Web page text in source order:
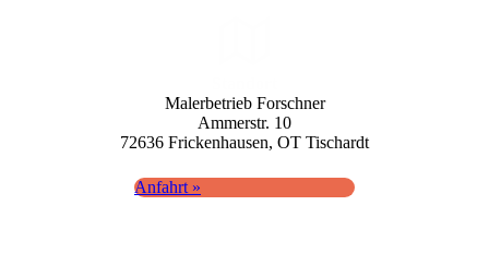
Maler­betrieb Forschner
Ammerstr. 10
72636 Fricken­hausen, OT Tisch­ardt
Anfahrt »